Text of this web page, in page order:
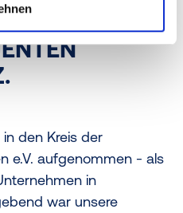
den Kreis der
e.V. aufgenommen - als
in
war unsere